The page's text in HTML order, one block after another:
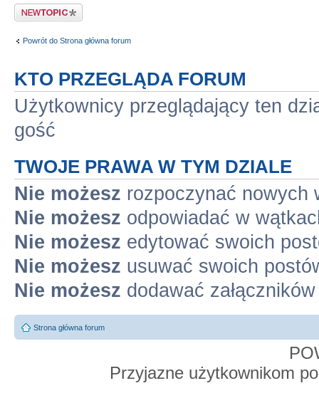
Napisz wątek
Powrót do Strona główna forum
KTO PRZEGLĄDA FORUM
Użytkownicy przeglądający ten
gość
TWOJE PRAWA W TYM DZIALE
Nie możesz rozpoczynać nowych
Nie możesz odpowiadać w
Nie możesz edytować swoich
Nie możesz usuwać swoich
Nie możesz dodawać załączników
Strona główna forum
Przyjazne użytkownikom